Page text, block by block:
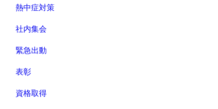
熱中症対策
社内集会
緊急出動
表彰
資格取得